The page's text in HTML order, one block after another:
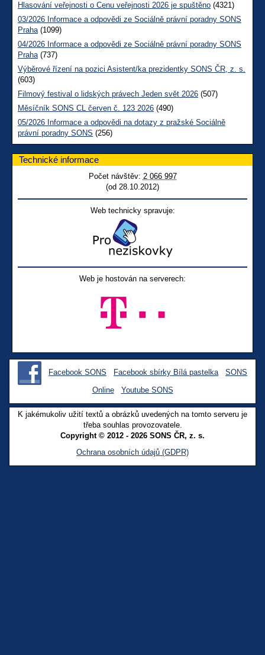
Hlasování veřejnosti o Cenu veřejnosti 2026 je spuštěno (4321)
03/2026 Informace a odpovědi ze Sociálně právní poradny SONS
Praha(1099)
04/2026 Informace a odpovědi ze Sociálně právní poradny SONS
Praha(737)
Výběrové řízení na pozici Asistent/ka prezidentky SONS ČR, z. s.
(603)
Filmový festival o lidských právech Jeden svět 2026 (507)
Měsíčník SONS CL červen č. 123 2026 (490)
05/2026 Informace a odpovědi na dotazy z pražské Sociálně
právní poradny SONS (256)
Technické informace
Počet návštěv: 2 066 997
(od 28.10.2012)
Web technicky spravuje:
Web je hostován na serverech:
Facebook SONS Facebook sbírky Bílá pastelka
SONS
Online
Youtube SONS
K jakémukoliv užití textů a obrázků uvedených na tomto serveru je
třeba souhlas provozovatele.
Copyright © 2012 - 2026 SONS ČR, z. s.
Ochrana osobních údajů (GDPR)